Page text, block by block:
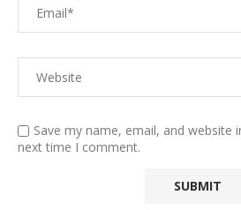
Save my name, email, and website
next time I comment.